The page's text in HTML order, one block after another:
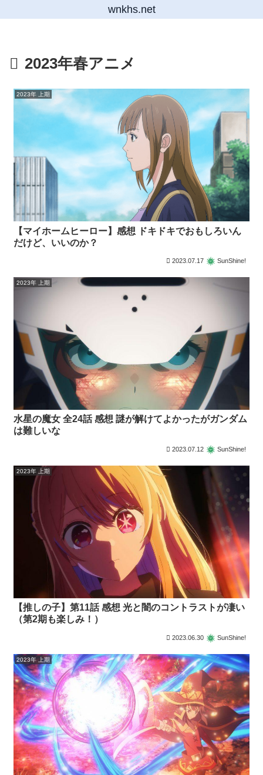
wnkhs.net
2023年春アニメ
2023年 上期
【マイホームヒーロー】感想 ドキドキでおもしろいん
だけど、いいのか？
2023.07.17 SunShine!
2023年 上期
水星の魔女 全24話 感想 謎が解けてよかったがガンダム
は難しいな
2023.07.12 SunShine!
2023年 上期
【推しの子】第11話 感想 光と闇のコントラストが凄い
（第2期も楽しみ！）
2023.06.30 SunShine!
2023年 上期